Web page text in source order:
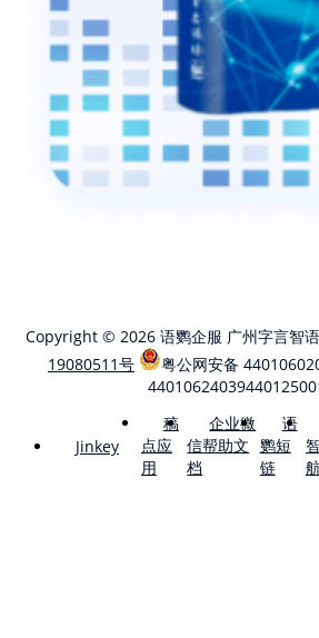
Copyright © 2026 语鹦企服 广州字言智
19080511号
粤公网安备
Jinkey
稿
点应
用
企业微
信帮助文
档
语
鹦短
链